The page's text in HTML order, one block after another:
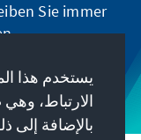
Sie immer
يستخدم هذا
الارتباط،
بالإضافة إلى